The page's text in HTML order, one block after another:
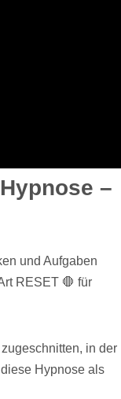
–
und Aufgaben
RESET 🛑 für
in der
Hypnose als